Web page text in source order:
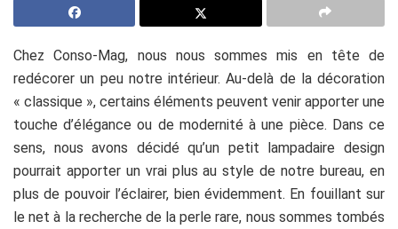
Chez Conso-Mag, nous nous sommes mis en tête de
redécorer un peu notre intérieur. Au-delà de la décoration
« classique », certains éléments peuvent venir apporter une
touche d’élégance ou de modernité à une pièce. Dans ce
sens, nous avons décidé qu’un petit lampadaire design
pourrait apporter un vrai plus au style de notre bureau, en
plus de pouvoir l’éclairer, bien évidemment. En fouillant sur
le net à la recherche de la perle rare, nous sommes tombés